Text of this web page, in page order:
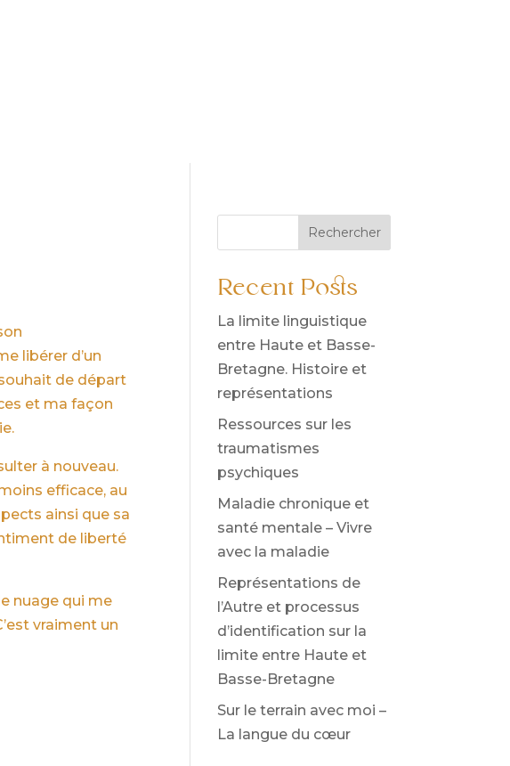
libérer d’un
de départ
et ma façon
à nouveau.
efficace, au
ainsi que sa
de liberté
nuage qui me
vraiment un
Rechercher
Recent Posts
La limite linguistique
entre Haute et Basse-
Bretagne. Histoire et
représentations
Ressources sur les
traumatismes
psychiques
Maladie chronique et
santé mentale – Vivre
avec la maladie
Représentations de
l’Autre et processus
d’identification sur la
limite entre Haute et
Basse-Bretagne
Sur le terrain avec moi –
La langue du cœur